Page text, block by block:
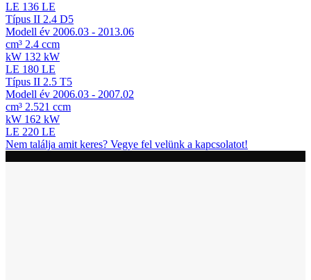
LE 136 LE
Típus II 2.4 D5
Modell év 2006.03 - 2013.06
cm³ 2.4 ccm
kW 132 kW
LE 180 LE
Típus II 2.5 T5
Modell év 2006.03 - 2007.02
cm³ 2.521 ccm
kW 162 kW
LE 220 LE
Nem találja amit keres? Vegye fel velünk a kapcsolatot!